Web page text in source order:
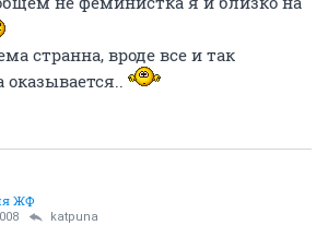
странна, вроде все и так
оказывается..
ЖФ
katpuna